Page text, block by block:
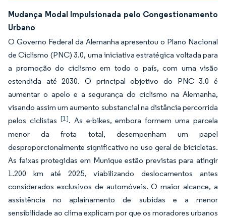
Mudança Modal Impulsionada pelo Congestionamento
Urbano
O Governo Federal da Alemanha apresentou o Plano Nacional
de Ciclismo (PNC) 3.0, uma iniciativa estratégica voltada para
a promoção do ciclismo em todo o país, com uma visão
estendida até 2030. O principal objetivo do PNC 3.0 é
aumentar o apelo e a segurança do ciclismo na Alemanha,
visando assim um aumento substancial na distância percorrida
pelos ciclistas [1]. As e-bikes, embora formem uma parcela
menor da frota total, desempenham um papel
desproporcionalmente significativo no uso geral de bicicletas.
As faixas protegidas em Munique estão previstas para atingir
1.200 km até 2025, viabilizando deslocamentos antes
considerados exclusivos de automóveis. O maior alcance, a
assistência no aplainamento de subidas e a menor
sensibilidade ao clima explicam por que os moradores urbanos